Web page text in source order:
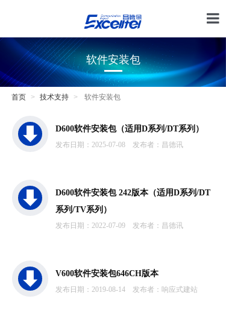
软件安装包
首页 技术支持 软件安装包
D600软件安装包（适用D系列/DT系列）
发布日期：2025-07-08 发布者：昌德讯
D600软件安装包 242版本（适用D系列/DT
系列/TV系列）
发布日期：2022-07-09 发布者：昌德讯
V600软件安装包646CH版本
发布日期：2019-08-14 发布者：响应式建站